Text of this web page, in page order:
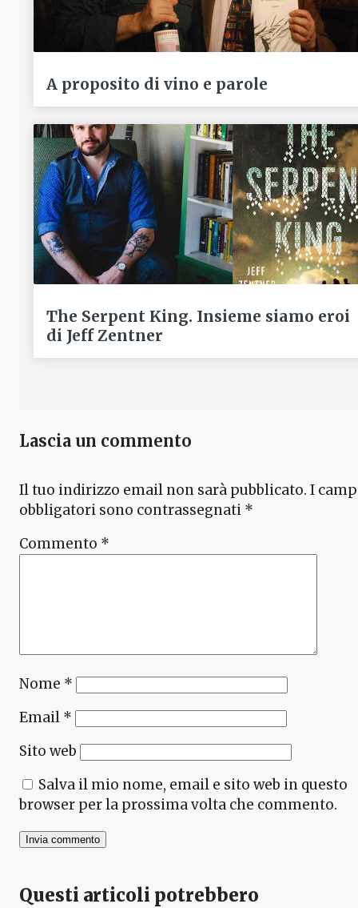
A proposito di vino e parole
The Serpent King. Insieme siamo eroi
di Jeff Zentner
Lascia un commento
Il tuo indirizzo email non sarà pubblicato. I
obbligatori sono contrassegnati *
Commento *
Nome *
Email *
Sito web
Salva il mio nome, email e sito web in questo
browser per la prossima volta che commento.
Questi articoli potrebbero